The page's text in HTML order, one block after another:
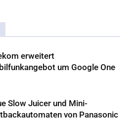
erweitert
um Google One
Slow Juicer und Mini-
von Panasonic